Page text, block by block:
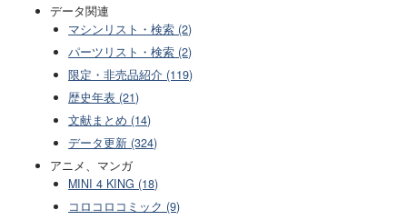
データ関連
マシンリスト・検索 (2)
パーツリスト・検索 (2)
限定・非売品紹介 (119)
歴史年表 (21)
文献まとめ (14)
データ更新 (324)
アニメ、マンガ
MINI 4 KING (18)
コロコロコミック (9)